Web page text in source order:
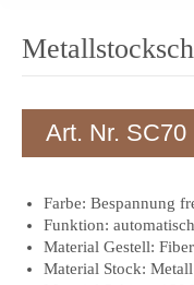
Art. Nr. SC70
Farbe: Bespannung
Funktion: automatisch
Material Gestell:
Material Stock: Metall